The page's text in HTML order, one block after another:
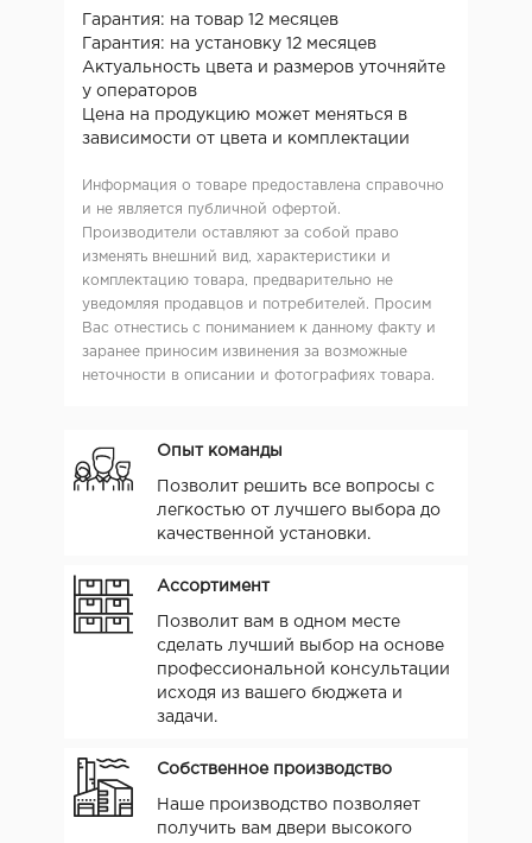
Гарантия: на товар 12 месяцев
Гарантия: на установку 12 месяцев
Актуальность цвета и размеров уточняйте
у операторов
Цена на продукцию может меняться в
зависимости от цвета и комплектации
Информация о товаре предоставлена справочно
и не является публичной офертой.
Производители оставляют за собой право
изменять внешний вид, характеристики и
комплектацию товара, предварительно не
уведомляя продавцов и потребителей. Просим
Вас отнестись с пониманием к данному факту и
заранее приносим извинения за возможные
неточности в описании и фотографиях товара.
Опыт команды
Позволит решить все вопросы с
легкостью от лучшего выбора до
качественной установки.
Ассортимент
Позволит вам в одном месте
сделать лучший выбор на основе
профессиональной консультации
исходя из вашего бюджета и
задачи.
Собственное производство
Наше производство позволяет
получить вам двери высокого